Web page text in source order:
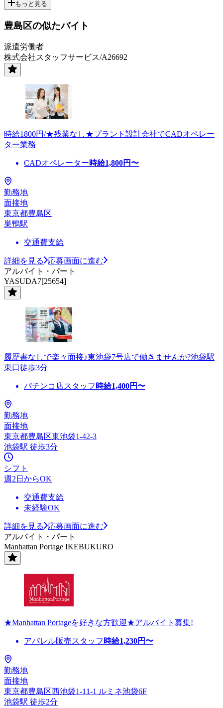
もっと見る
豊島区の似たバイト
派遣労働者
株式会社スタッフサービス/A26692
時給1800円/★残業なし★プラント設計会社でCADオペレー
ター業務
CADオペレーター時給1,800円〜
勤務地
面接地
東京都豊島区
巣鴨駅
交通費支給
詳細を見る
応募画面に進む
アルバイト・パート
YASUDA7[25654]
履歴書なしで楽々面接♪東池袋7号店で働きませんか?池袋駅
東口徒歩3分
パチンコ店スタッフ 時給1,400円〜
勤務地
面接地
東京都豊島区東池袋1-42-3
池袋駅 徒歩3分
シフト
週2日からOK
交通費支給
未経験OK
詳細を見る
応募画面に進む
アルバイト・パート
Manhattan Portage IKEBUKURO
★Manhattan Portageを好きな方歓迎★アルバイト募集!
アパレル販売スタッフ 時給1,230円〜
勤務地
面接地
東京都豊島区西池袋1-11-1 ルミネ池袋6F
池袋駅 徒歩2分